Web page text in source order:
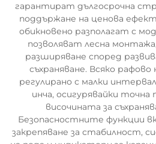
гарантират дългосрочна
поддържане на ценова
обикновено разполагат с
позволяват лесна
разширяване според
съхраняване. Всяко
регулирано с малки
инча, осигурявайки точна
височината за
Безопасностните функции
закрепяване за стабилност,